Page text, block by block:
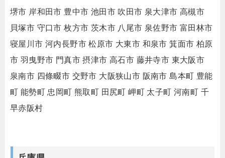
堺市 岸和田市 豊中市 池田市 吹田市 泉大津市 高槻市
貝塚市 守口市 枚方市 茨木市 八尾市 泉佐野市 富田林市
寝屋川市 河内長野市 松原市 大東市 和泉市 箕面市 柏原
市 羽曳野市 門真市 摂津市 高石市 藤井寺市 東大阪市
泉南市 四條畷市 交野市 大阪狭山市 阪南市 島本町 豊能
町 能勢町 忠岡町 熊取町 田尻町 岬町 太子町 河南町 千
早赤阪村